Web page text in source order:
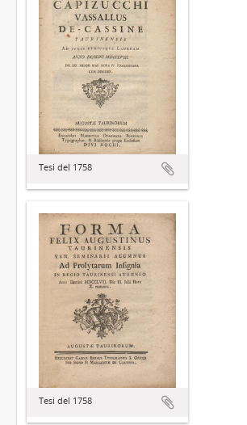
Tesi del 1758
Tesi del 1758